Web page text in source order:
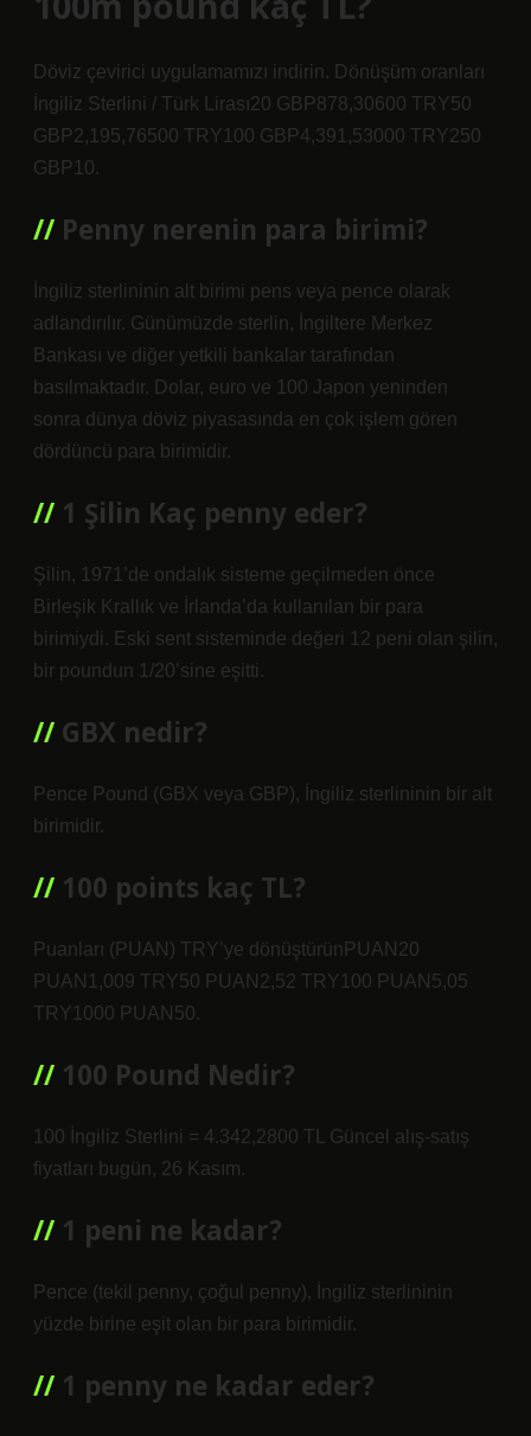
Döviz çevirici uygulamamızı indirin. Dönüşüm oranları
İngiliz Sterlini / Türk Lirası20 GBP878,30600 TRY50
GBP2,195,76500 TRY100 GBP4,391,53000 TRY250
GBP10.
Penny nerenin para birimi?
İngiliz sterlininin alt birimi pens veya pence olarak
adlandırılır. Günümüzde sterlin, İngiltere Merkez
Bankası ve diğer yetkili bankalar tarafından
basılmaktadır. Dolar, euro ve 100 Japon yeninden
sonra dünya döviz piyasasında en çok işlem gören
dördüncü para birimidir.
1 Şilin Kaç penny eder?
Şilin, 1971’de ondalık sisteme geçilmeden önce
Birleşik Krallık ve İrlanda’da kullanılan bir para
birimiydi. Eski sent sisteminde değeri 12 peni olan şilin,
bir poundun 1/20’sine eşitti.
GBX nedir?
Pence Pound (GBX veya GBP), İngiliz sterlininin bir alt
birimidir.
100 points kaç TL?
Puanları (PUAN) TRY’ye dönüştürünPUAN20
PUAN1,009 TRY50 PUAN2,52 TRY100 PUAN5,05
TRY1000 PUAN50.
100 Pound Nedir?
100 İngiliz Sterlini = 4.342,2800 TL Güncel alış-satış
fiyatları bugün, 26 Kasım.
1 peni ne kadar?
Pence (tekil penny, çoğul penny), İngiliz sterlininin
yüzde birine eşit olan bir para birimidir.
1 penny ne kadar eder?